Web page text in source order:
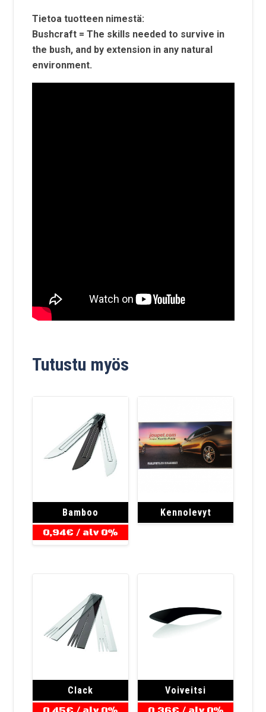
Tietoa tuotteen nimestä:
Bushcraft = The skills needed to survive in
the bush, and by extension in any natural
environment.
Tutustu myös
Bamboo
0,94€ / alv 0%
Kennolevyt
Clack Voiveitsi